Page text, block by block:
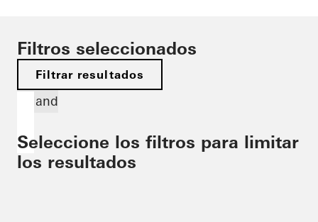
Filtros seleccionados
Filtrar resultados
Poland
Seleccione los filtros para limitar
los resultados